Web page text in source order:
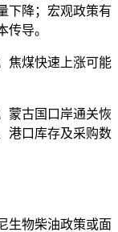
下降；宏观政策有
传导。
焦煤快速上涨可能
蒙古国口岸通关恢
港口库存及采购数
生物柴油政策或面